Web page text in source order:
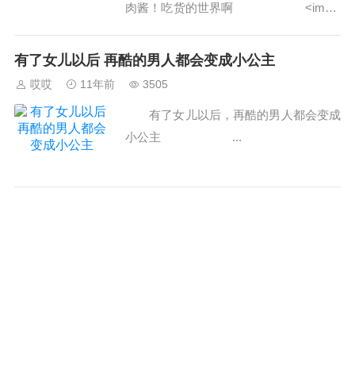
肉酱！吃货的世界啊 ˂img s
有了女儿以后 再酷的男人都会变成小公主
哎哎 11年前 3505
有了女儿以后，再酷的男人都会变成
小公主 ...